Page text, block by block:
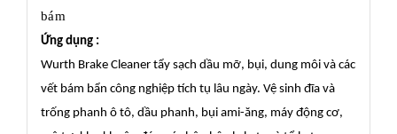
bám
Ứng dụng :
Wurth Brake Cleaner tẩy sạch dầu mỡ, bụi, dung môi và các
vết bám bẩn công nghiệp tích tụ lâu ngày. Vệ sinh đĩa và
trống phanh ô tô, dầu phanh, bụi ami-ăng, máy động cơ,